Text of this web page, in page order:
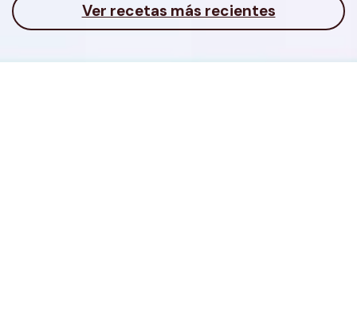
Ver recetas más recientes